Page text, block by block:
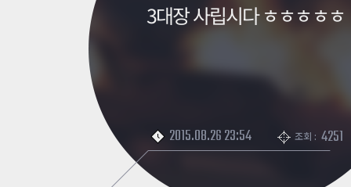
3대장 사립시다 ㅎㅎㅎㅎㅎ
2015.08.26 23:54 조회 : 4251